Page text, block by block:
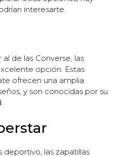
interesarte.
al de las Converse, las
opción. Estas
ofrecen una amplia
y son conocidas por su
deportivo, las zapatillas